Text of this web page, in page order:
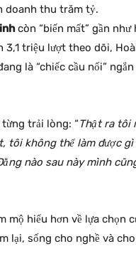
doanh thu trăm tỷ.
còn “biến mất” gần
triệu lượt theo dõi,
là “chiếc cầu nối”
trải lòng: “Thật ra tôi
không thể làm được
nào sau này mình
mộ hiểu hơn về lựa chọn
lại, sống cho nghề và